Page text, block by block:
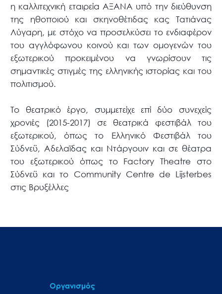
η καλλιτεχνική εταιρεία ΑΞΑΝΑ υπό την διεύθυνση
της ηθοποιού και σκηνοθέτιδας κας Τατιάνας
Λύγαρη, με στόχο να προσελκύσει το ενδιαφέρον
του αγγλόφωνου κοινού και των ομογενών του
εξωτερικού προκειμένου να γνωρίσουν τις
σημαντικές στιγμές της ελληνικής ιστορίας και του
πολιτισμού.
Το θεατρικό έργο, συμμετείχε επί δύο συνεχείς
χρονιές (2015-2017) σε θεατρικά φεστιβάλ του
εξωτερικού, όπως το Ελληνικό Φεστιβάλ του
Σύδνεϋ, Αδελαϊδας και Ντάργουιν και σε θέατρα
του εξωτερικού όπως το Factory Theatre στο
Σύδνεϋ και το Community Centre de Lijsterbes
στις Βρυξέλλες
Οργανισμός